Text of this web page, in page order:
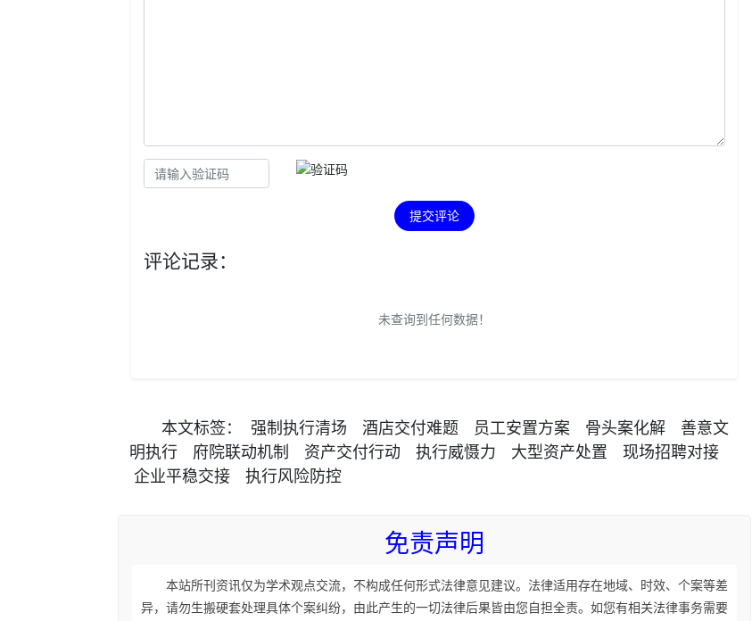
提交评论
评论记录：
未查询到任何数据！
本文标签： 强制执行清场 酒店交付难题 员工安置方案 骨头案化解
善意文
明执行
府院联动机制 资产交付行动 执行威慑力 大型资产处置
现场招聘对接
企业平稳交接
执行风险防控
免责声明
本站所刊资讯仅为学术观点交流，不构成任何形式法律意见建议。法律适用存在地域、时效、个案等差
异，请勿生搬硬套处理具体个案纠纷，由此产生的一切法律后果皆由您自担全责。如您有相关法律事务需要